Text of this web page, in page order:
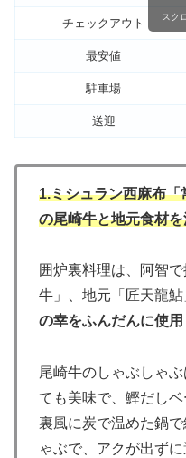
チェックアウト
最安値
駐車場
送迎
スク
1.ミシュラン西麻布
の尾崎牛と地元食材
囲炉裏料理は、阿智
牛」、地元「匠天龍
の幸をふんだんに使
尾崎牛のしゃぶしゃ
ても美味で、鰹だし
裏風に炭で温めた鍋
ゃぶで、アクが出ず